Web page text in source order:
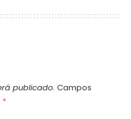
publicado. Campos
*